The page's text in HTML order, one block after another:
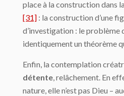
place à la construction dans
[31] : la construction d’une
d’investigation : le problème
identiquement un théorème
Enfin, la contemplation
détente, relâchement. En
nature, elle n’est pas Dieu –